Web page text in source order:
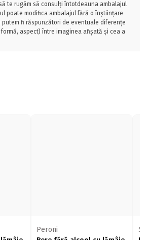
te rugăm să consulți întotdeauna ambalajul
poate modifica ambalajul fără o înștiințare
fi răspunzători de eventuale diferențe
aspect) între imaginea afișată și cea a
Peroni